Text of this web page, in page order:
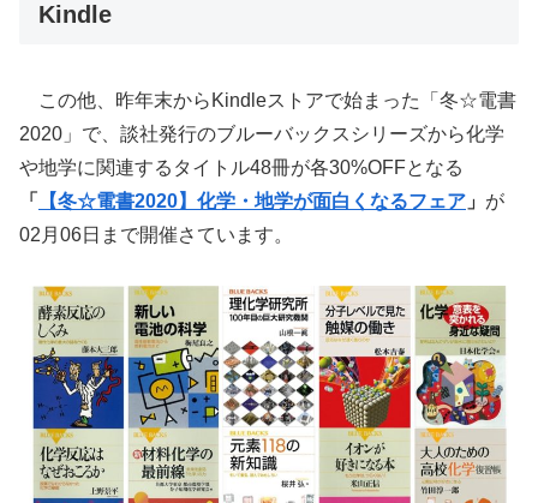
Kindle
この他、昨年末からKindleストアで始まった「冬☆電書
2020」で、談社発行のブルーバックスシリーズから化学
や地学に関連するタイトル48冊が各30%OFFとなる
「
【冬☆電書2020】化学・地学が面白くなるフェア 」 が
02月06日まで開催さています。